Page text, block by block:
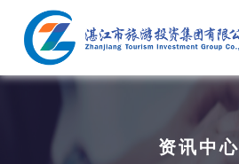
资讯中心